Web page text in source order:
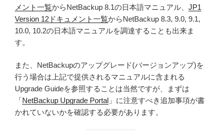
メント一覧からNetBackup 8.1の日本語マニュアル、 JP1
Version 12ドキュメント一覧からNetBackup 8.3, 9.0, 9.1,
10.0, 10.2の日本語マニュアルを調達することも出来ま
す。
また、NetBackupのアップグレード(バージョンアップ)を
行う場合は上記で提供されるマニュアルに含まれる
Upgrade Guideを参照することは当然ですが、まずは
「NetBackup Upgrade Portal 」に注意すべき追加事項が書
かれていないかを確認する必要があります。